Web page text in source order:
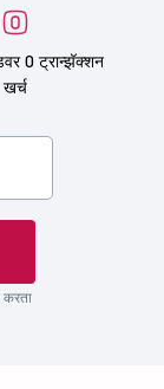
0 ट्रान्झॅक्शन
खर्च
करता